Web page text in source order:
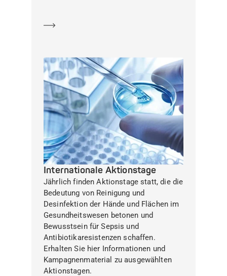
Internationale Aktionstage
Jährlich finden Aktionstage statt, die die
Bedeutung von Reinigung und
Desinfektion der Hände und Flächen im
Gesundheitswesen betonen und
Bewusstsein für Sepsis und
Antibiotikaresistenzen schaffen.
Erhalten Sie hier Informationen und
Kampagnenmaterial zu ausgewählten
Aktionstagen.